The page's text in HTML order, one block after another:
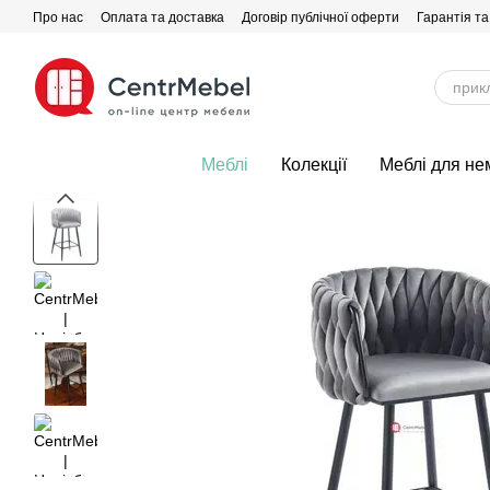
Перейти до основного контенту
Про нас Оплата та доставка Договір публічної оферти Гарантія
Меблі Колекції Меблі для